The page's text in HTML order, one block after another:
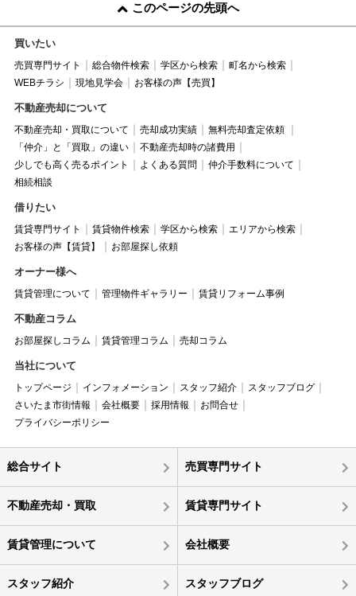
このページの先頭へ
買いたい
売買専門サイト 総合物件検索 学区から検索
町名から検索
WEBチラシ
現地見学会 お客様の声【売買】
不動産売却について
不動産売却・買取について 売却成功実績
無料売却査定依頼
「仲介」と「買取」の違い
不動産売却時の諸費用
少しでも高く売るポイント
よくある質問
仲介手数料について
相続相談
借りたい
賃貸専門サイト 賃貸物件検索 学区から検索
エリアから検索
お客様の声【賃貸】
お部屋探し依頼
オーナー様へ
賃貸管理について 管理物件ギャラリー 賃貸リフォーム事例
不動産コラム
お部屋探しコラム 賃貸管理コラム 売却コラム
当社について
トップページ インフォメーション スタッフ紹介
スタッフブログ
さいたま市街情報
会社概要 採用情報
お問合せ
プライバシーポリシー
総合サイト 売買専門サイト
不動産売却・買取 賃貸専門サイト
賃貸管理について 会社概要
スタッフ紹介 スタッフブログ